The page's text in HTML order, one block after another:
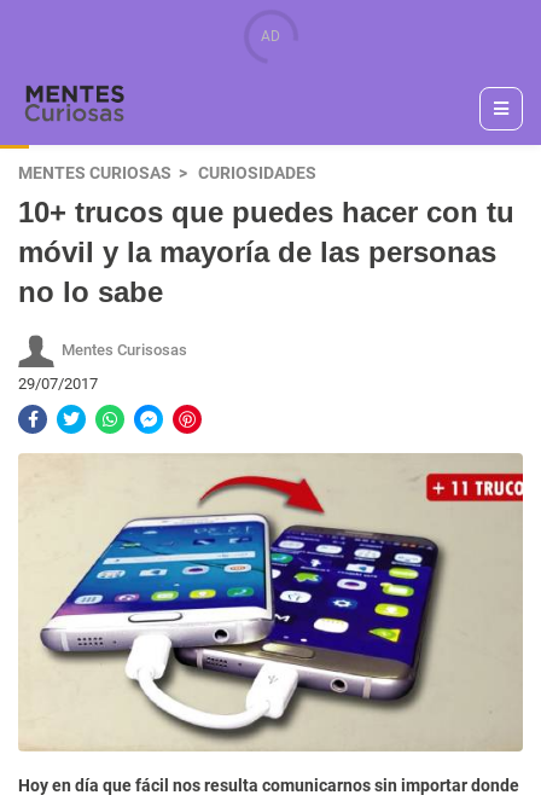
MENTES CURIOSAS CURIOSIDADES
10+ trucos que puedes hacer con tu
móvil y la mayoría de las personas
no lo sabe
Mentes Curisosas
29/07/2017
Hoy en día que fácil nos resulta comunicarnos sin importar donde